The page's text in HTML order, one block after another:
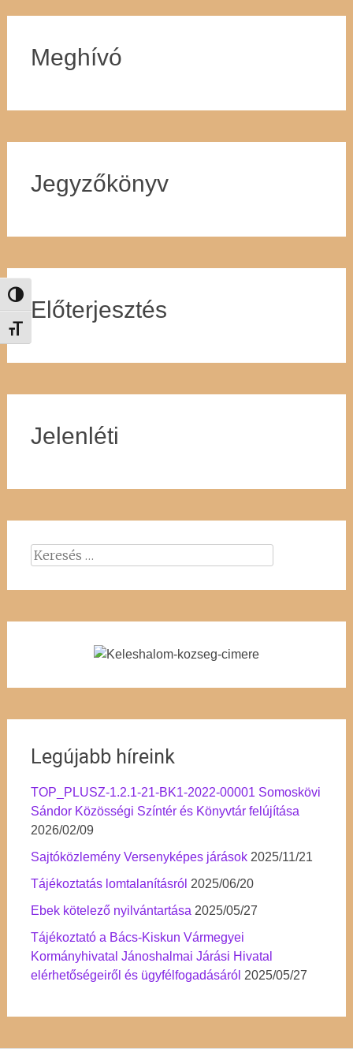
Nagy kontraszt váltása
Betűméret váltása
Meghívó
Jegyzőkönyv
Előterjesztés
Jelenléti
Keresés:
Legújabb híreink
TOP_PLUSZ-1.2.1-21-BK1-2022-00001 Somoskövi
Sándor Közösségi Színtér és Könyvtár felújítása
2026/02/09
Sajtóközlemény Versenyképes járások 2025/11/21
Tájékoztatás lomtalanításról 2025/06/20
Ebek kötelező nyilvántartása 2025/05/27
Tájékoztató a Bács-Kiskun Vármegyei
Kormányhivatal Jánoshalmai Járási Hivatal
elérhetőségeiről és ügyfélfogadásáról 2025/05/27